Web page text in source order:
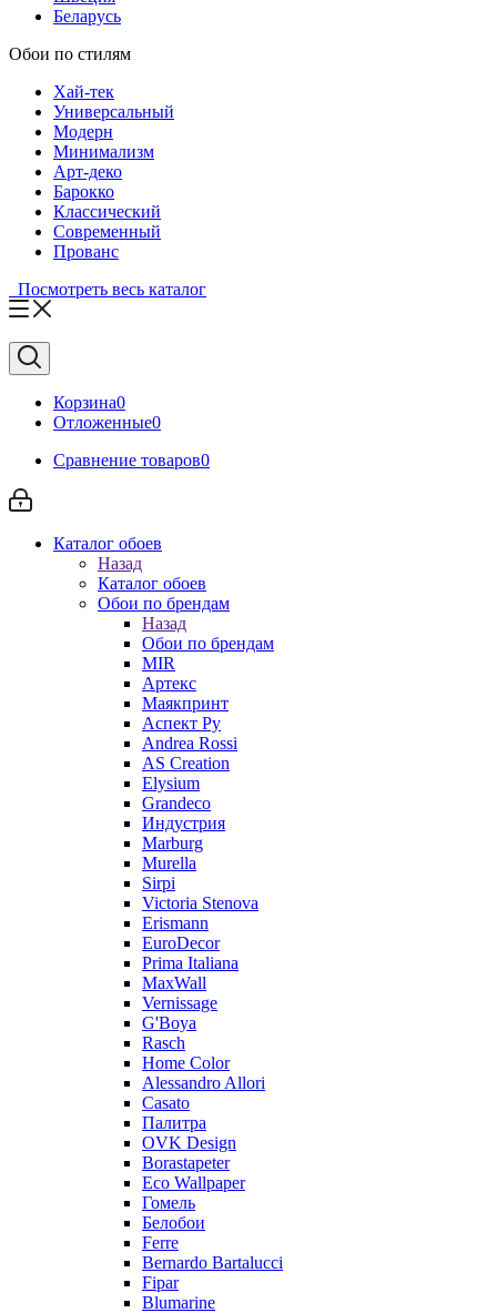
Беларусь
Обои по стилям
Хай-тек
Универсальный
Модерн
Минимализм
Арт-деко
Барокко
Классический
Современный
Прованс
Посмотреть весь каталог
Корзина0
Отложенные0
Сравнение товаров0
Каталог обоев
Назад
Каталог обоев
Обои по брендам
Назад
Обои по брендам
MIR
Артекс
Маякпринт
Аспект Ру
Andrea Rossi
AS Creation
Elysium
Grandeco
Индустрия
Marburg
Murella
Sirpi
Victoria Stenova
Erismann
EuroDecor
Prima Italiana
MaxWall
Vernissage
G'Boya
Rasch
Home Color
Alessandro Allori
Casato
Палитра
OVK Design
Borastapeter
Eco Wallpaper
Гомель
Белобои
Ferre
Bernardo Bartalucci
Fipar
Blumarine